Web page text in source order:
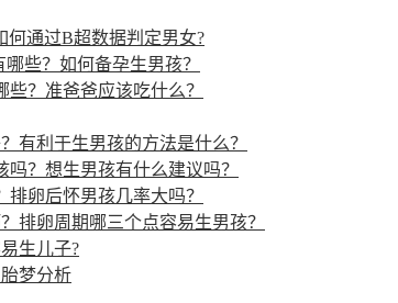
何通过B超数据判定男女?
些？如何备孕生男孩？
？准爸爸应该吃什么？
有利于生男孩的方法是什么？
？想生男孩有什么建议吗？
卵后怀男孩几率大吗？
排卵周期哪三个点容易生男孩？
生儿子?
梦分析